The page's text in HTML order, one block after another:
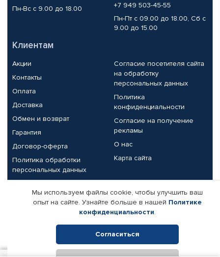
Пн-Вс с 9.00 до 18.00
+7 949 503-45-55
Пн-Пт с 09.00 до 18.00, Сб с
9.00 до 15.00
Клиентам
Акции
Контакты
Оплата
Доставка
Обмен и возврат
Гарантия
Договор-оферта
Политика обработки
персональных данных
Согласие посетителя сайта
на обработку
персональных данных
Политика
конфиденциальности
Согласие на получение
рекламы
О нас
Карта сайта
Партнерам
Корпоративным клиентам
Поставщикам
Реквизиты компании
Мы используем файлы cookie, чтобы улучшить ваш
опыт на сайте. Узнайте больше в нашей Политике
конфиденциальности.
Согласиться